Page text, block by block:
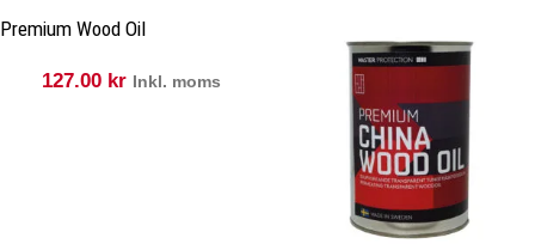
Premium Wood Oil
127.00 kr Inkl. moms